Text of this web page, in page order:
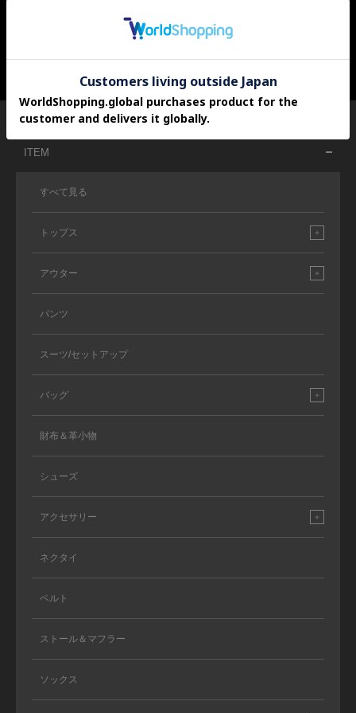
ITEM
すべて見る
トップス
アウター
パンツ
スーツ/セットアップ
バッグ
財布＆革小物
シューズ
アクセサリー
ネクタイ
ベルト
ストール＆マフラー
ソックス